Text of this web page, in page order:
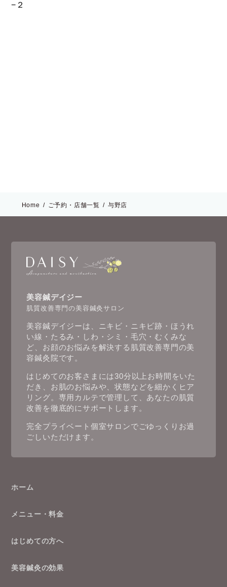
−２
Home ご予約・店舗一覧 与野店
美容鍼デイジー
肌質改善専門の美容鍼灸サロン
美容鍼デイジーは、ニキビ・ニキビ跡・ほうれ
い線・たるみ・しわ・シミ・毛穴・むくみな
ど、お顔のお悩みを解決する肌質改善専門の美
容鍼灸院です。
はじめてのお客さまには30分以上お時間をいた
だき、お肌のお悩みや、状態などを細かくヒア
リング。専用カルテで管理して、あなたの肌質
改善を徹底的にサポートします。
完全プライベート個室サロンでごゆっくりお過
ごしいただけます。
ホーム
メニュー・料金
はじめての方へ
美容鍼灸の効果